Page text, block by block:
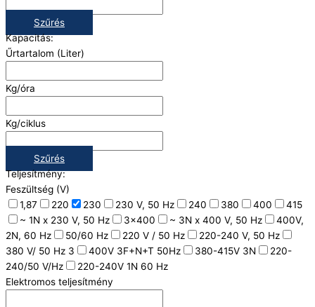
Szűrés
Kapacitás:
Űrtartalom (Liter)
Kg/óra
Kg/ciklus
Szűrés
Teljesítmény:
Feszültség (V)
1,87
220 230 230 V, 50 Hz 240 380 400
415
~ 1N x 230 V, 50 Hz
3x400 ~ 3N x 400 V, 50 Hz
400V,
2N, 60 Hz
50/60 Hz 220 V / 50 Hz
220-240 V, 50 Hz
380 V/ 50 Hz 3
400V 3F+N+T 50Hz 380-415V 3N
220-
240/50 V/Hz
220-240V 1N 60 Hz
Elektromos teljesítmény